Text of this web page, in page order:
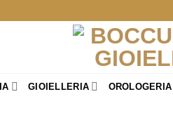
GIOIELLERIA OROLOGERIA